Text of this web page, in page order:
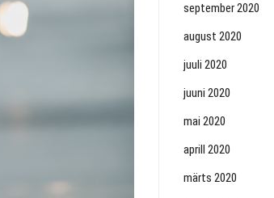
september 2020
august 2020
juuli 2020
juuni 2020
mai 2020
aprill 2020
märts 2020